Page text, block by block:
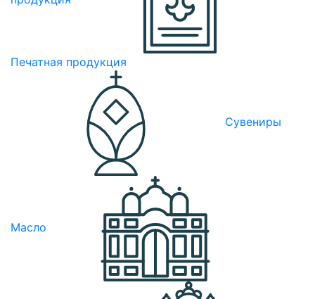
Печатная продукция
Сувениры
Масло